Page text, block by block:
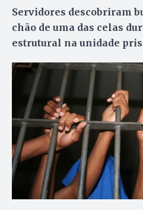
Servidores descobriram
chão de uma das celas
estrutural na unidade